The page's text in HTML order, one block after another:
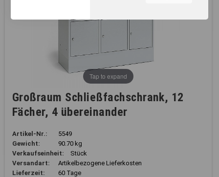
Inhalte. Durch Klicken auf
dem Einsatz von Cookies und
ähnlichen Technologien zu
den vorgenannten Zwecken
zu. Durch Klicken auf
„Einstellungen“ können Sie
eine individuelle Auswahl
treffen und erteilte
Widerspruchsmöglichkeiten,
Tap to expand
Großraum Schließfachschrank, 12
Fächer, 4 übereinander
Artikel-Nr.:
5549
Gewicht:
90.70 kg
Verkaufseinheit:
Stück
Versandart:
Artikelbezogene Lieferkosten
Lieferzeit:
60 Tage